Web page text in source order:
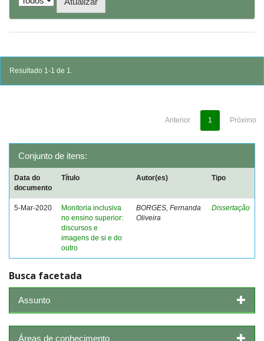
Resultado 1-1 de 1.
Anterior 1 Próximo
Conjunto de itens:
Data do
documento
Título Autor(es) Tipo
5-Mar-2020
Monitoria inclusiva
no ensino superior:
discursos e
imagens de si e do
outro
BORGES, Fernanda
Oliveira
Dissertação
Busca facetada
Assunto
Áreas de conhecimento